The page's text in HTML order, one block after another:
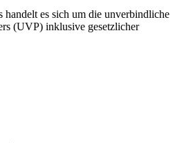
handelt es sich um die unverbindliche
(UVP) inklusive gesetzlicher